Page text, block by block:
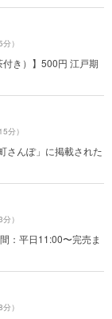
）
付き）】500円 江戸期
分）
さんぽ」に掲載された
）
：平日11:00〜完売ま
）